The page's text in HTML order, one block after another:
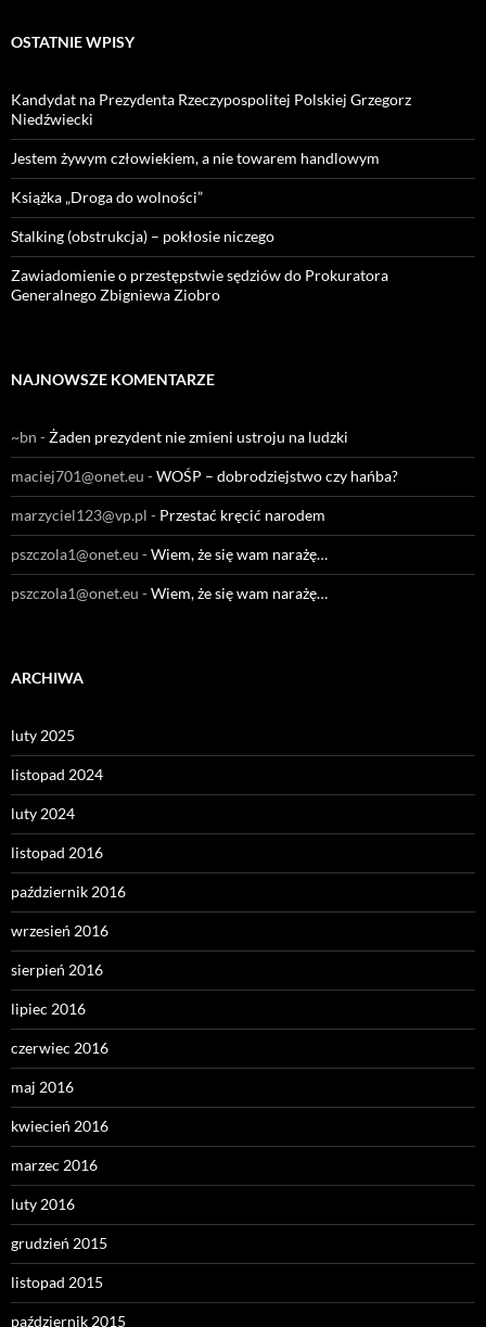
OSTATNIE WPISY
Kandydat na Prezydenta Rzeczypospolitej Polskiej Grzegorz
Niedźwiecki
Jestem żywym człowiekiem, a nie towarem handlowym
Książka „Droga do wolności”
Stalking (obstrukcja) – pokłosie niczego
Zawiadomienie o przestępstwie sędziów do Prokuratora
Generalnego Zbigniewa Ziobro
NAJNOWSZE KOMENTARZE
~bn -Żaden prezydent nie zmieni ustroju na ludzki
maciej701@onet.eu -WOŚP – dobrodziejstwo czy hańba?
marzyciel123@vp.pl - Przestać kręcić narodem
pszczola1@onet.eu -Wiem, że się wam narażę…
pszczola1@onet.eu -Wiem, że się wam narażę…
ARCHIWA
luty 2025
listopad 2024
luty 2024
listopad 2016
październik 2016
wrzesień 2016
sierpień 2016
lipiec 2016
czerwiec 2016
maj 2016
kwiecień 2016
marzec 2016
luty 2016
grudzień 2015
listopad 2015
październik 2015